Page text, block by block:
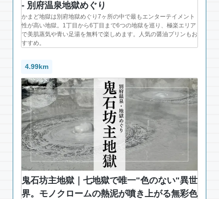
- 別府温泉地獄めぐり
かまど地獄は別府地獄めぐり7ヶ所の中で最もエンターテイメント
性が高い地獄。1丁目から6丁目まで6つの地獄を巡り、極楽エリア
で美肌蒸気や青い足湯を無料で楽しめます。人気の醤油プリンもお
すすめ。
4.99km
鬼石坊主地獄｜七地獄で唯一"色のない"異世
界。モノクロームの熱泥が噴き上がる無彩色